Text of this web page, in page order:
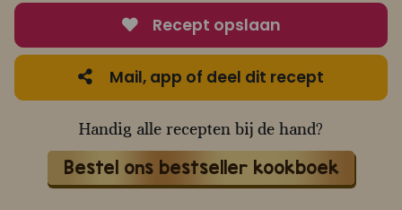
Recept opslaan
Mail, app of deel dit recept
Handig alle recepten bij de hand?
Bestel ons bestseller kookboek